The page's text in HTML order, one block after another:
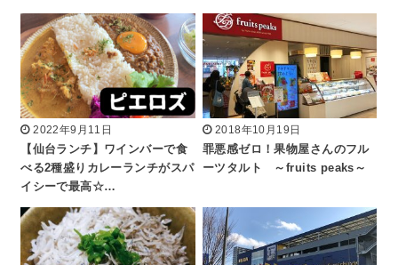
2022年9月11日
【仙台ランチ】ワインバーで食
べる2種盛りカレーランチがスパ
イシーで最高☆…
2018年10月19日
罪悪感ゼロ！果物屋さんのフル
ーツタルト ～fruits peaks～